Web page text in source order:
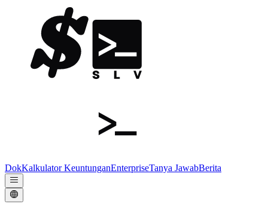
DokKalkulator KeuntunganEnterpriseTanya JawabBerita